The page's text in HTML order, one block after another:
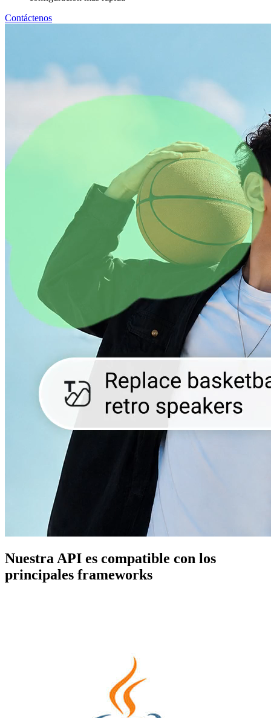
Contáctenos
Nuestra API es compatible con los
principales frameworks